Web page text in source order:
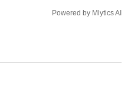
Powered by Mlytics AI